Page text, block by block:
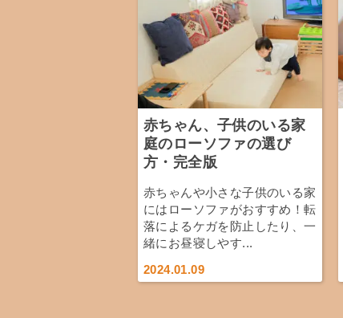
赤ちゃん、子供のいる家
庭のローソファの選び
方・完全版
赤ちゃんや小さな子供のいる家
にはローソファがおすすめ！転
落によるケガを防止したり、一
緒にお昼寝しやす...
2024.01.09